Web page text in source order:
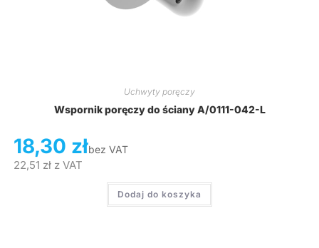
Uchwyty poręczy
Wspornik poręczy do ściany A/0111-042-L
18,30 złbez VAT
22,51 złz VAT
Dodaj do koszyka